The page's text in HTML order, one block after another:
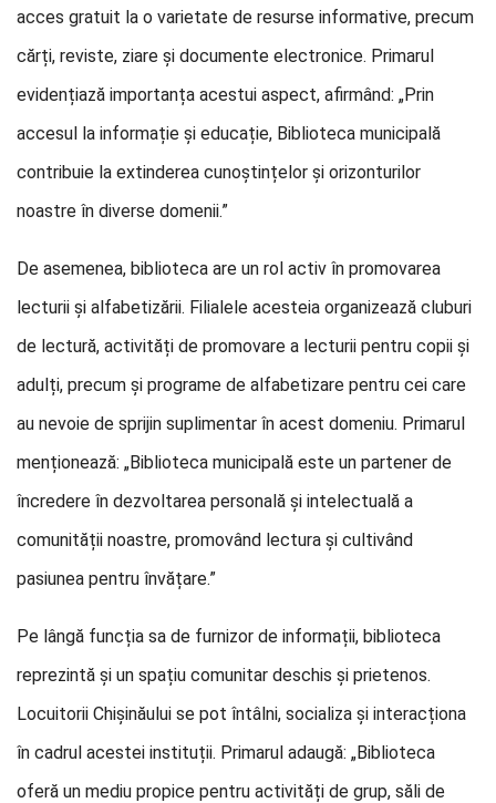
acces gratuit la o varietate de resurse informative, precum
cărți, reviste, ziare și documente electronice. Primarul
evidențiază importanța acestui aspect, afirmând: „Prin
accesul la informație și educație, Biblioteca municipală
contribuie la extinderea cunoștințelor și orizonturilor
noastre în diverse domenii.”
De asemenea, biblioteca are un rol activ în promovarea
lecturii și alfabetizării. Filialele acesteia organizează cluburi
de lectură, activități de promovare a lecturii pentru copii și
adulți, precum și programe de alfabetizare pentru cei care
au nevoie de sprijin suplimentar în acest domeniu. Primarul
menționează: „Biblioteca municipală este un partener de
încredere în dezvoltarea personală și intelectuală a
comunității noastre, promovând lectura și cultivând
pasiunea pentru învățare.”
Pe lângă funcția sa de furnizor de informații, biblioteca
reprezintă și un spațiu comunitar deschis și prietenos.
Locuitorii Chișinăului se pot întâlni, socializa și interacționa
în cadrul acestei instituții. Primarul adaugă: „Biblioteca
oferă un mediu propice pentru activități de grup, săli de